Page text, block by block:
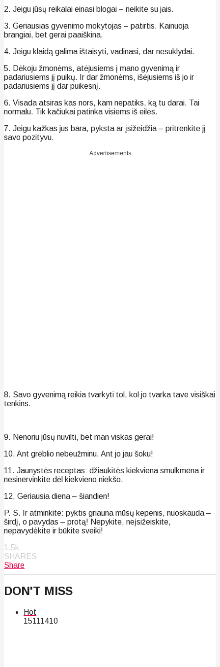
2. Jeigu jūsų reikalai einasi blogai – neikite su jais.
3. Geriausias gyvenimo mokytojas – patirtis. Kainuoja
brangiai, bet gerai paaiškina.
4. Jeigu klaidą galima ištaisyti, vadinasi, dar nesuklydai.
5. Dėkoju žmonėms, atėjusiems į mano gyvenimą ir
padariusiems jį puikų. Ir dar žmonėms, išėjusiems iš jo ir
padariusiems jį dar puikesnį.
6. Visada atsiras kas nors, kam nepatiks, ką tu darai. Tai
normalu. Tik kačiukai patinka visiems iš eilės.
7. Jeigu kažkas jus bara, pyksta ar įsižeidžia – pritrenkite jį
savo pozityvu.
Advertisements
8. Savo gyvenimą reikia tvarkyti tol, kol jo tvarka tave visiškai
tenkins.
9. Nenoriu jūsų nuvilti, bet man viskas gerai!
10. Ant grėblio nebeužminu. Ant jo jau šoku!
11. Jaunystės receptas: džiaukitės kiekviena smulkmena ir
nesinervinkite dėl kiekvieno niekšo.
12. Geriausia diena – šiandien!
P. S. Ir atminkite: pyktis griauna mūsų kepenis, nuoskauda –
širdį, o pavydas – protą! Nepykite, neįsižeiskite,
nepavydėkite ir būkite sveiki!
1.5k
SHARES
Share
DON'T MISS
Hot
151 11410